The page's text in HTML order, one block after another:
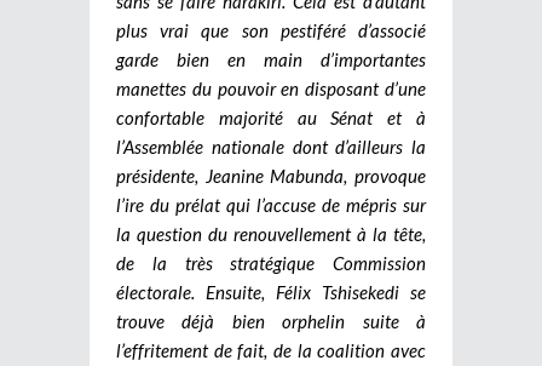
plus vrai que son pestiféré d’associé
garde bien en main d’importantes
manettes du pouvoir en disposant d’une
confortable majorité au Sénat et à
l’Assemblée nationale dont d’ailleurs la
présidente, Jeanine Mabunda, provoque
l’ire du prélat qui l’accuse de mépris sur
la question du renouvellement à la tête,
de la très stratégique Commission
électorale. Ensuite, Félix Tshisekedi se
trouve déjà bien orphelin suite à
l’effritement de fait, de la coalition avec